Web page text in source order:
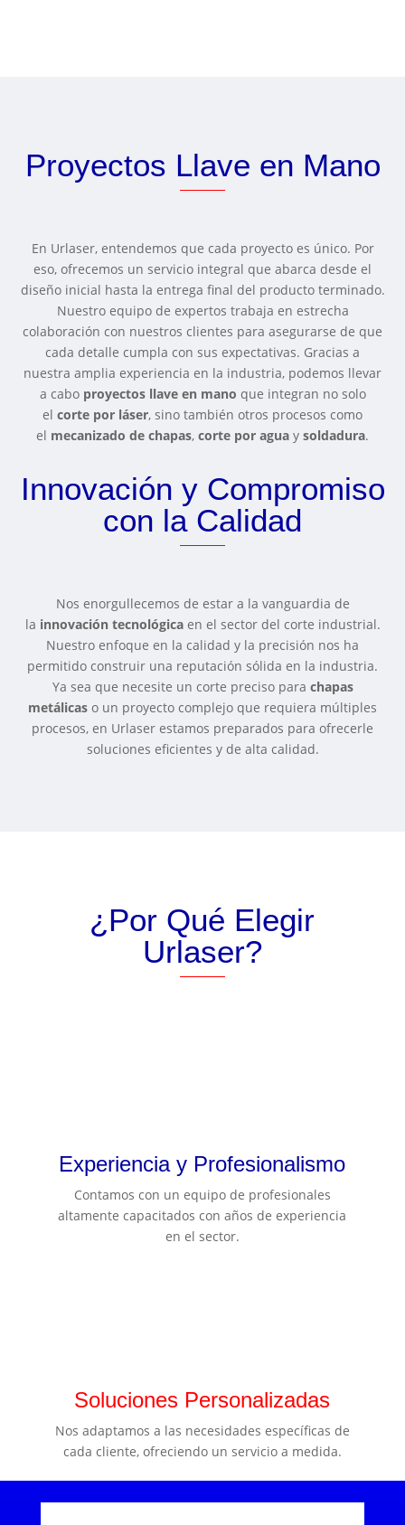
Proyectos Llave en Mano
En Urlaser, entendemos que cada proyecto es único. Por
eso, ofrecemos un servicio integral que abarca desde el
diseño inicial hasta la entrega final del producto terminado.
Nuestro equipo de expertos trabaja en estrecha
colaboración con nuestros clientes para asegurarse de que
cada detalle cumpla con sus expectativas. Gracias a
nuestra amplia experiencia en la industria, podemos llevar
a cabo proyectos llave en mano que integran no solo
el corte por láser, sino también otros procesos como
el mecanizado de chapas, corte por agua y soldadura.
Innovación y Compromiso
con la Calidad
Nos enorgullecemos de estar a la vanguardia de
la innovación tecnológicaen el sector del corte industrial.
Nuestro enfoque en la calidad y la precisión nos ha
permitido construir una reputación sólida en la industria.
Ya sea que necesite un corte preciso para chapas
metálicas o un proyecto complejo que requiera múltiples
procesos, en Urlaser estamos preparados para ofrecerle
soluciones eficientes y de alta calidad.
¿Por Qué Elegir
Urlaser?
Experiencia y Profesionalismo
Contamos con un equipo de profesionales
altamente capacitados con años de experiencia
en el sector.
Soluciones Personalizadas
Nos adaptamos a las necesidades específicas de
cada cliente, ofreciendo un servicio a medida.